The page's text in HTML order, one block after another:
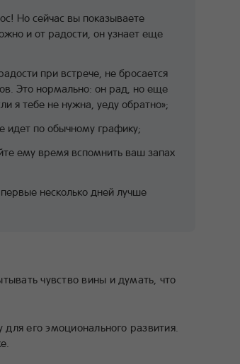
Но сейчас вы показываете
и от радости, он узнает еще
при встрече, не бросается
Это нормально: он рад, но еще
я тебе не нужна, уеду обратно»;
идет по обычному графику;
ему время вспомнить ваш запах
несколько дней лучше
чувство вины и думать, что
его эмоционального развития.